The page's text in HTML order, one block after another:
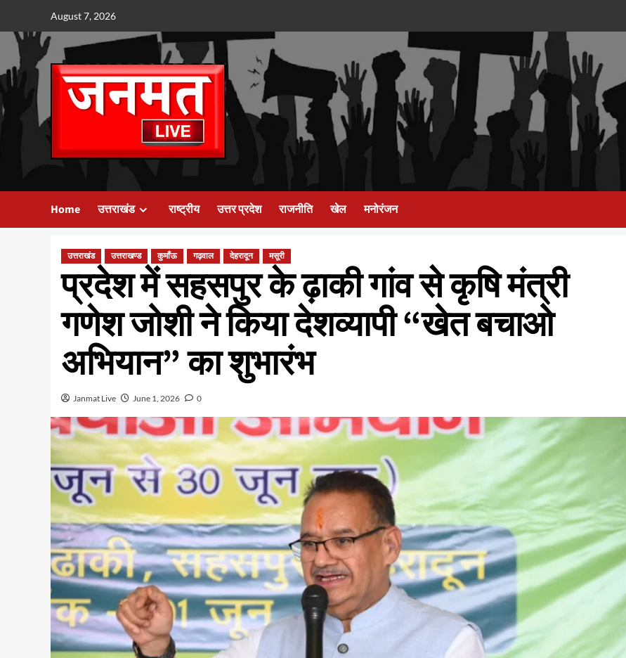
content
August 7, 2026
Home उत्तराखंड राष्ट्रीय उत्तर प्रदेश राजनीति खेल मनोरंजन
उत्तराखंड उत्तराखण्ड कुमाँऊ गढ़वाल देहरादून मसूरी
प्रदेश में सहसपुर के ढ़ाकी गांव से कृषि मंत्री
गणेश जोशी ने किया देशव्यापी “खेत बचाओ
अभियान” का शुभारंभ
Janmat Live June 1, 2026 0